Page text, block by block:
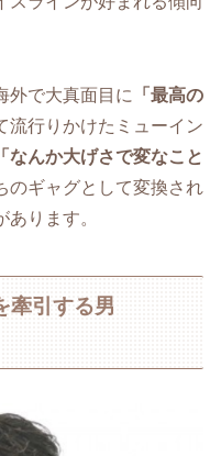
外で大真面目に
「最高の
流行りかけたミューイン
「なんか大げさで変なこと
のギャグとして変換され
ります。
牽引する男